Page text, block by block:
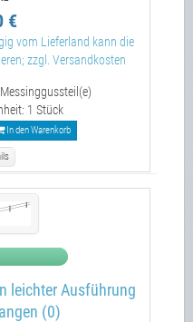
€
vom Lieferland kann die
zzgl. Versandkosten
Messinggussteil(e)
1 Stück
In den Warenkorb
leichter Ausführung
(0)